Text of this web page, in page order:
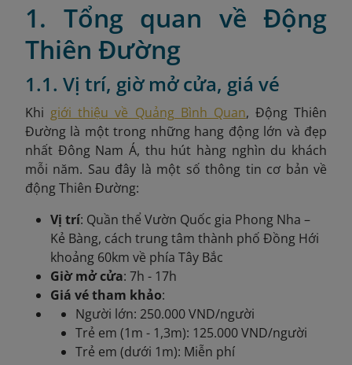
1. Tổng quan về Động
Thiên Đường
1.1. Vị trí, giờ mở cửa, giá vé
Khi giới thiệu về Quảng Bình Quan, Động Thiên
Đường là một trong những hang động lớn và đẹp
nhất Đông Nam Á, thu hút hàng nghìn du khách
mỗi năm. Sau đây là một số thông tin cơ bản về
động Thiên Đường:
Vị trí: Quần thể Vườn Quốc gia Phong Nha –
Kẻ Bàng, cách trung tâm thành phố Đồng Hới
khoảng 60km về phía Tây Bắc
Giờ mở cửa: 7h - 17h
Giá vé tham khảo:
Người lớn: 250.000 VND/người
Trẻ em (1m - 1,3m): 125.000 VND/người
Trẻ em (dưới 1m): Miễn phí